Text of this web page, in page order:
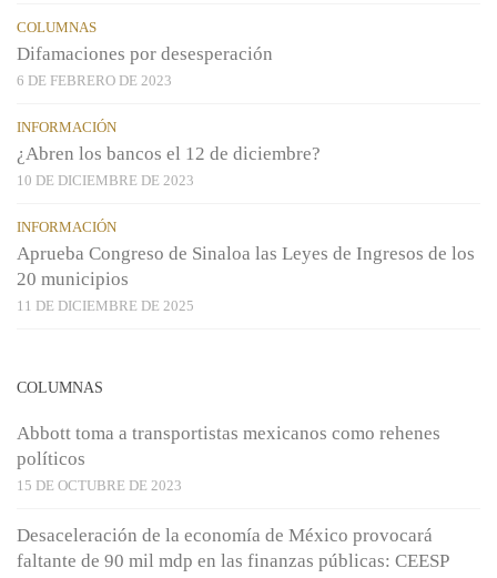
COLUMNAS
Difamaciones por desesperación
6 DE FEBRERO DE 2023
INFORMACIÓN
¿Abren los bancos el 12 de diciembre?
10 DE DICIEMBRE DE 2023
INFORMACIÓN
Aprueba Congreso de Sinaloa las Leyes de Ingresos de los
20 municipios
11 DE DICIEMBRE DE 2025
COLUMNAS
Abbott toma a transportistas mexicanos como rehenes
políticos
15 DE OCTUBRE DE 2023
Desaceleración de la economía de México provocará
faltante de 90 mil mdp en las finanzas públicas: CEESP